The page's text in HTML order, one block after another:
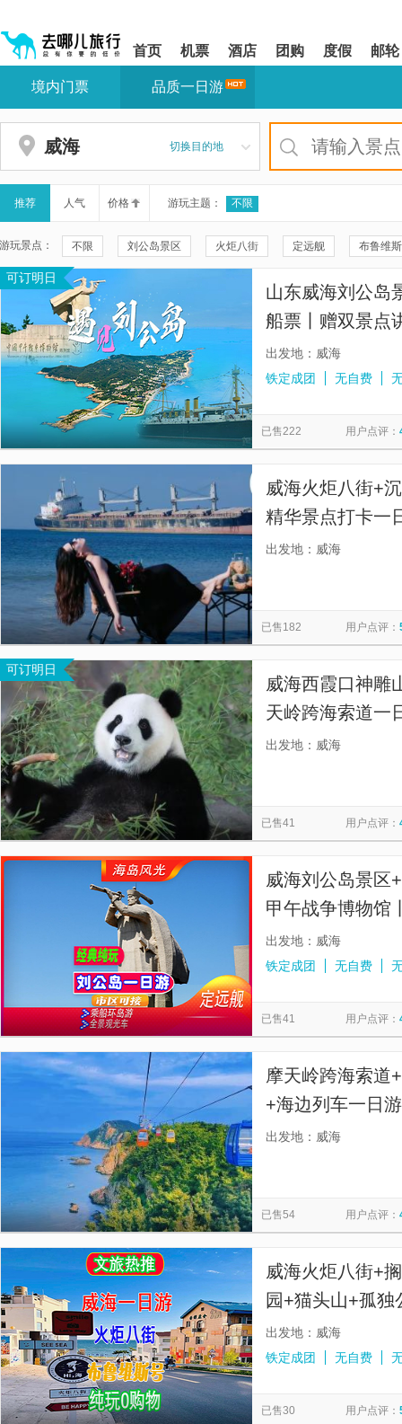
shift+enter
网
导
盲
导
模
式
您
站
区,
本
有
6
个
按
下
Tab
首页 机票 酒店 团购 度假 邮轮
您
站
区
境内门票 品质一日游
威海 切换目的地
推荐 人气 价格 游玩主题： 不限
游玩景点： 不限 刘公岛景区 火炬八街 定远舰 布鲁维
成山头风景名胜区
摩天岭索道 中国甲午战争博物馆 海源公园 威海
威海幸福门 威海大相框
威海本地玩乐 威海华夏城 八仙过海景区 蓬莱仙
小五队海草房 摩天岭跨海索道
威海神游海洋世界 烟台山景区 文成城堡 小石岛
天鹅湖生态旅游区
孤独的鲸
可订明日
山东威海刘公岛
船票丨赠双景点
出发地：威海
铁定成团
无自费
已售222 用户点评：
威海火炬八街+
精华景点打卡一
忧，1人也发团
出发地：威海
已售182 用户点评：
可订明日
威海西霞口神雕
天岭跨海索道一
购物丨撒欢畅游
出发地：威海
已售41 用户点评：
威海刘公岛景区
甲午战争博物馆
+乘船环岛游丨
出发地：威海
铁定成团
无自费
已售41 用户点评：
摩天岭跨海索道
+海边列车一日
土旅行社，成立
出发地：威海
已售54 用户点评：
威海火炬八街+
园+猫头山+孤
日游【8大网红
出发地：威海
铁定成团
无自费
已售30 用户点评：